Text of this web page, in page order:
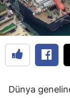
Dünya